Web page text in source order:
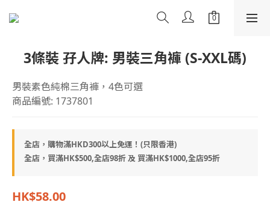
3條裝 孖人牌: 男裝三角褲 (S-XXL碼)
男裝素色純棉三角褲，4色可選
商品編號: 1737801
全店，購物滿HKD300以上免運！(只限香港)
全店，買滿HK$500,全店98折 及 買滿HK$1000,全店95折
HK$58.00